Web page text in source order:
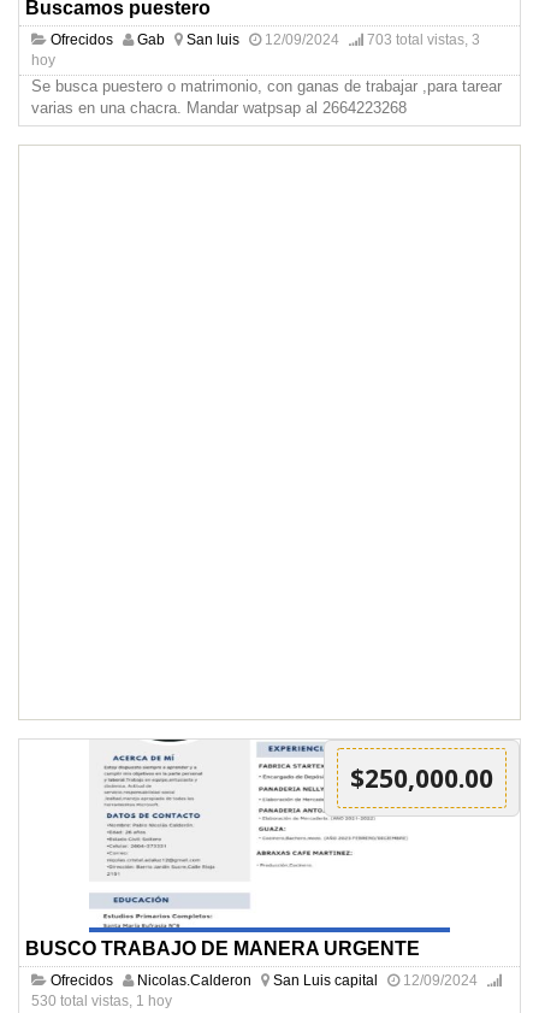
Buscamos puestero
Ofrecidos Gab San luis 12/09/2024
703 total vistas, 3
hoy
Se busca puestero o matrimonio, con ganas de trabajar ,para tarear
varias en una chacra. Mandar watpsap al 2664223268
$250,000.00
BUSCO TRABAJO DE MANERA URGENTE
Ofrecidos Nicolas.Calderon San Luis capital
12/09/2024
530 total vistas, 1 hoy